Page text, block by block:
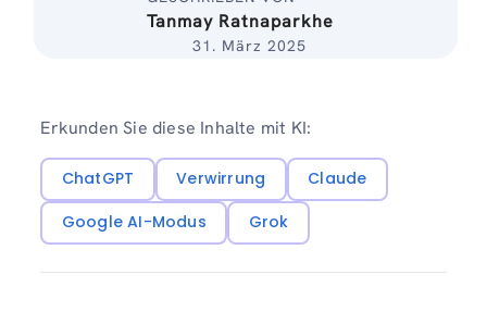
Tanmay Ratnaparkhe
31. März 2025
Erkunden Sie diese Inhalte mit KI:
ChatGPT Verwirrung
Claude
Google AI-Modus
Grok